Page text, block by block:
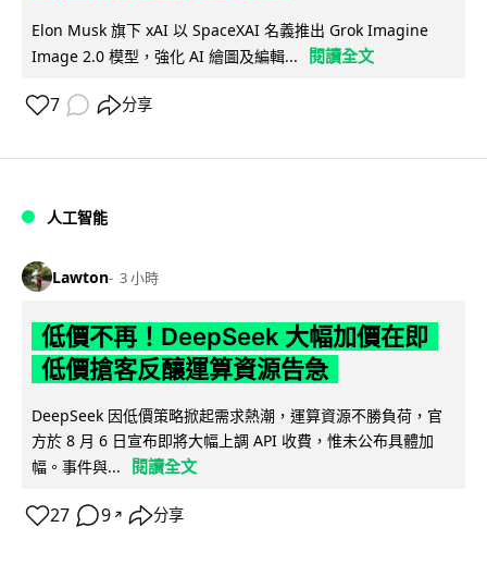
Elon Musk 旗下 xAI 以 SpaceXAI 名義推出 Grok Imagine
Image 2.0 模型，強化 AI 繪圖及編輯...
閱讀全文
7 分享
人工智能
Lawton 3 小時
低價不再！DeepSeek 大幅加價在即
低價搶客反釀運算資源告急
DeepSeek 因低價策略掀起需求熱潮，運算資源不勝負荷，官
方於 8 月 6 日宣布即將大幅上調 API 收費，惟未公布具體加
幅。事件與...
閱讀全文
27 9 ↗ 分享